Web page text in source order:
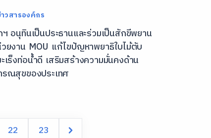
วสารองค์กร
ฯ อนุทินเป็นประธานและร่วมเป็นสักขีพยาน
ยงาน MOU แก้ไขปัญหาพยาธิใบไม้ตับ
ะเร็งท่อน้ำดี เสริมสร้างความมั่นคงด้าน
รณสุขของประเทศ
22 23